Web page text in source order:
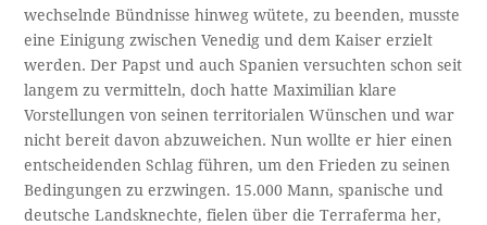
wechselnde Bündnisse hinweg wütete, zu beenden, musste
eine Einigung zwischen Venedig und dem Kaiser erzielt
werden. Der Papst und auch Spanien versuchten schon seit
langem zu vermitteln, doch hatte Maximilian klare
Vorstellungen von seinen territorialen Wünschen und war
nicht bereit davon abzuweichen. Nun wollte er hier einen
entscheidenden Schlag führen, um den Frieden zu seinen
Bedingungen zu erzwingen. 15.000 Mann, spanische und
deutsche Landsknechte, fielen über die Terraferma her,